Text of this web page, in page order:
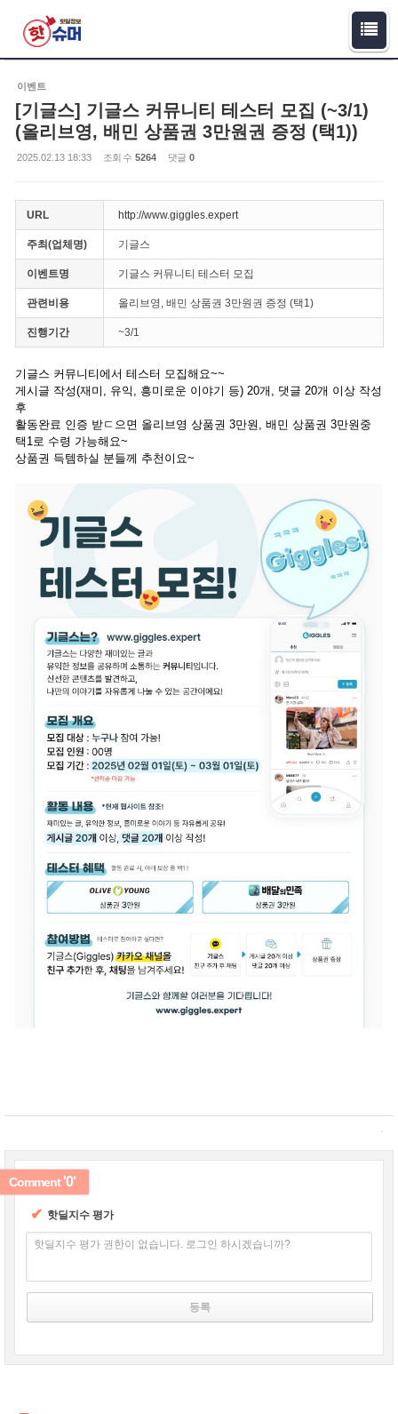
이벤트
[기글스] 기글스 커뮤니티 테스터 모집 (~3/1)
(올리브영, 배민 상품권 3만원권 증정 (택1))
2025.02.13 18:33 조회 수 5264 댓글 0
URL http://www.giggles.expert
주최(업체명) 기글스
이벤트명 기글스 커뮤니티 테스터 모집
관련비용 올리브영, 배민 상품권 3만원권 증정 (택1)
진행기간 ~3/1
기글스 커뮤니티에서 테스터 모집해요~~
게시글 작성(재미, 유익, 흥미로운 이야기 등) 20개, 댓글 20개 이상 작성
후
활동완료 인증 받ㄷ으면 올리브영 상품권 3만원, 배민 상품권 3만원중
택1로 수령 가능해요~
상품권 득템하실 분들께 추천이요~
✔ 핫딜지수 평가
핫딜지수 평가 권한이 없습니다. 로그인 하시겠습니까?
Comment'0'